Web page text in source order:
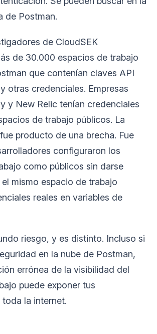
de Postman.
de CloudSEK
de 30.000 espacios de trabajo
que contenían claves API
otras credenciales. Empresas
y New Relic tenían credenciales
de trabajo públicos. La
producto de una brecha. Fue
configuraron los
como públicos sin darse
mismo espacio de trabajo
reales en variables de
riesgo, y es distinto. Incluso si
en la nube de Postman,
errónea de la visibilidad del
puede exponer tus
la internet.